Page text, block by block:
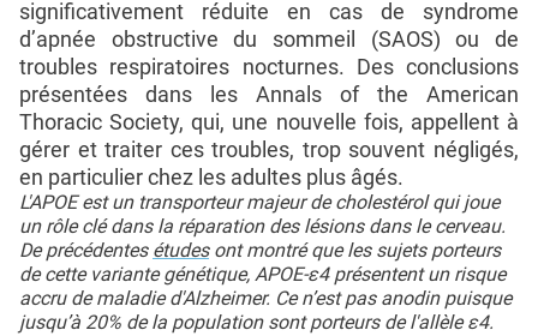
significativement réduite en cas de syndrome
d’apnée obstructive du sommeil (SAOS) ou de
troubles respiratoires nocturnes. Des conclusions
présentées dans les Annals of the American
Thoracic Society, qui, une nouvelle fois, appellent à
gérer et traiter ces troubles, trop souvent négligés,
en particulier chez les adultes plus âgés.
L'APOE est un transporteur majeur de cholestérol qui joue
un rôle clé dans la réparation des lésions dans le cerveau.
De précédentes étudesont montré que les sujets porteurs
de cette variante génétique, APOE-ε4 présentent un risque
accru de maladie d'Alzheimer. Ce n’est pas anodin puisque
jusqu’à 20% de la population sont porteurs de l'allèle ε4.